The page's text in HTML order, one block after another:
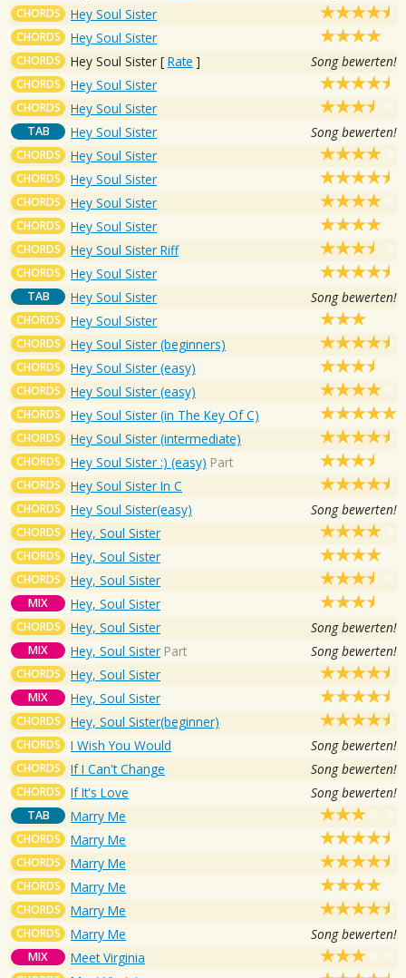
CHORDS Hey Soul Sister
CHORDS Hey Soul Sister
CHORDS Hey Soul Sister [ Rate ] Song bewerten!
CHORDS Hey Soul Sister
CHORDS Hey Soul Sister
TAB Hey Soul Sister Song bewerten!
CHORDS Hey Soul Sister
CHORDS Hey Soul Sister
CHORDS Hey Soul Sister
CHORDS Hey Soul Sister
CHORDS Hey Soul Sister Riff
CHORDS Hey Soul Sister
TAB Hey Soul Sister Song bewerten!
CHORDS Hey Soul Sister
CHORDS Hey Soul Sister (beginners)
CHORDS Hey Soul Sister (easy)
CHORDS Hey Soul Sister (easy)
CHORDS Hey Soul Sister (in The Key Of C)
CHORDS Hey Soul Sister (intermediate)
CHORDS Hey Soul Sister :) (easy) Part
CHORDS Hey Soul Sister In C
CHORDS Hey Soul Sister(easy) Song bewerten!
CHORDS Hey, Soul Sister
CHORDS Hey, Soul Sister
CHORDS Hey, Soul Sister
MIX Hey, Soul Sister
CHORDS Hey, Soul Sister Song bewerten!
MIX Hey, Soul Sister Part Song bewerten!
CHORDS Hey, Soul Sister
MIX Hey, Soul Sister
CHORDS Hey, Soul Sister(beginner)
CHORDS I Wish You Would Song bewerten!
CHORDS If I Can't Change Song bewerten!
CHORDS If It's Love Song bewerten!
TAB Marry Me
CHORDS Marry Me
CHORDS Marry Me
CHORDS Marry Me
CHORDS Marry Me
CHORDS Marry Me Song bewerten!
MIX Meet Virginia